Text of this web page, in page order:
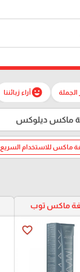
الجملة emoji_emotionsآراء زبائننا
ماكس ديلوكس
ماكس للاستخدام السريع
ماكس توب
favorite_border